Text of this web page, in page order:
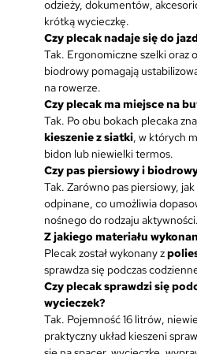
odzieży, dokumentów,
krótką wycieczkę.
Czy plecak nadaje się do
Tak. Ergonomiczne szelki oraz
biodrowy pomagają
na rowerze.
Czy plecak ma miejsce na
Tak. Po obu bokach plecaka
kieszenie z siatki, w których
bidon lub niewielki termos.
Czy pas piersiowy i
Tak. Zarówno pas piersiowy,
odpinane, co umożliwia
nośnego do rodzaju aktywności.
Z jakiego materiału
Plecak został wykonany z
sprawdza się podczas
Czy plecak sprawdzi się
wycieczek?
Tak. Pojemność 16 litrów,
praktyczny układ kieszeni